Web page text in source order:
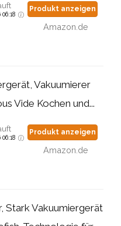
Produkt anzeigen
Amazon.de
Vakuumierer
Vide Kochen und...
Produkt anzeigen
Amazon.de
Stark Vakuumiergerät